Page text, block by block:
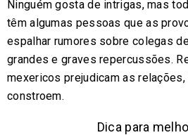
Ninguém gosta de intrigas, mas
têm algumas pessoas que as
espalhar rumores sobre colegas
grandes e graves repercussões.
mexericos prejudicam as relações,
constroem.
Dica para